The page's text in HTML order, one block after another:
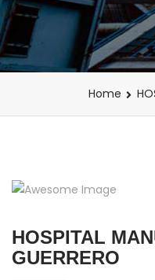
Home
HOSPITAL
GUERRERO